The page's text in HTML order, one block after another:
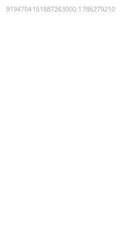
9194704151887263000:1786279210